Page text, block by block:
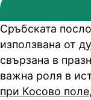
Сръбската
използвана от
свързана в
важна роля в
при Косово поле